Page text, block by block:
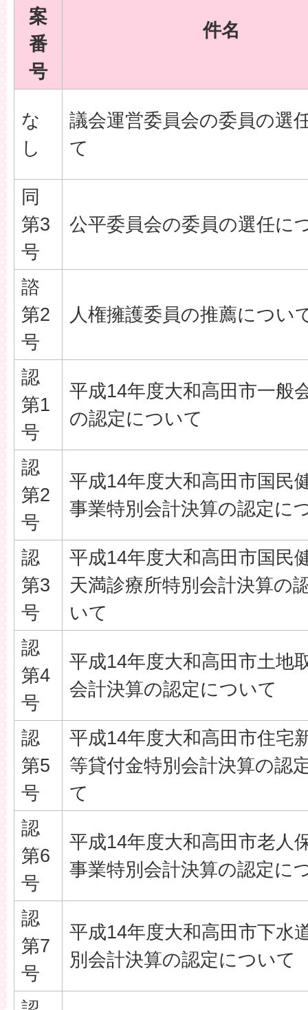
案
番
号
件名
な
し
議会運営委員会の委員の選
て
同
第3
号
公平委員会の委員の選任に
諮
第2
号
人権擁護委員の推薦につい
認
第1
号
平成14年度大和高田市一般
の認定について
認
第2
号
平成14年度大和高田市国民
事業特別会計決算の認定に
認
第3
号
平成14年度大和高田市国民
天満診療所特別会計決算の
いて
認
第4
号
平成14年度大和高田市土地
会計決算の認定について
認
第5
号
平成14年度大和高田市住宅
等貸付金特別会計決算の認
て
認
第6
号
平成14年度大和高田市老人
事業特別会計決算の認定に
認
第7
号
平成14年度大和高田市下水
別会計決算の認定について